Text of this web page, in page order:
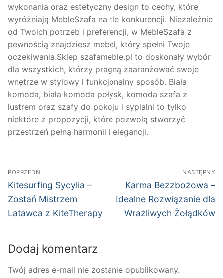
wykonania oraz estetyczny design to cechy, które
wyróżniają MebleSzafa na tle konkurencji. Niezależnie
od Twoich potrzeb i preferencji, w MebleSzafa z
pewnością znajdziesz mebel, który spełni Twoje
oczekiwania.Sklep szafameble.pl to doskonały wybór
dla wszystkich, którzy pragną zaaranżować swoje
wnętrze w stylowy i funkcjonalny sposób. Biała
komoda, biała komoda połysk, komoda szafa z
lustrem oraz szafy do pokoju i sypialni to tylko
niektóre z propozycji, które pozwolą stworzyć
przestrzeń pełną harmonii i elegancji.
Nawigacja
wpisu
POPRZEDNI
Poprzedni
wpis:
Kitesurfing Sycylia –
Zostań Mistrzem
Latawca z KiteTherapy
NASTĘPNY
Następny
wpis:
Karma Bezzbożowa –
Idealne Rozwiązanie dla
Wrażliwych Żołądków
Dodaj komentarz
Twój adres e-mail nie zostanie opublikowany.